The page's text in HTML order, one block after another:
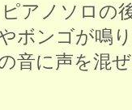
アノソロの
ボンゴが鳴
音に声を混